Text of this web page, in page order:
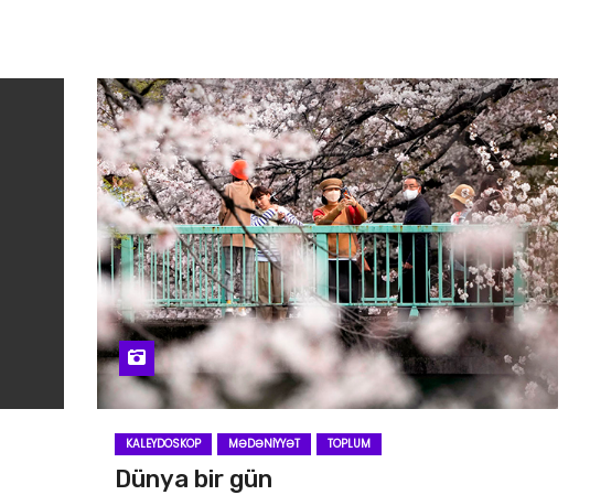
KALEYDOSKOP MƏDƏNIYYƏT TOPLUM
Dünya bir gün